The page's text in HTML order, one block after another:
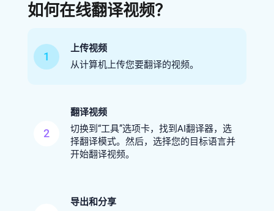
如何在线翻译视频？
1
上传视频
从计算机上传您要翻译的视频。
2
翻译视频
切换到“工具”选项卡，找到AI翻译器，选
择翻译模式。然后，选择您的目标语言并
开始翻译视频。
导出和分享